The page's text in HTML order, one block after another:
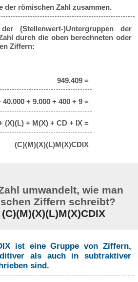
der römischen Zahl zusammen.
(Stellenwert-)Untergruppen der
durch die oben berechneten oder
Ziffern:
949.409 =
40.000 + 9.000 + 400 + 9 =
(X)(L) + M(X) + CD + IX =
(C)(M)(X)(L)M(X)CDIX
umwandelt, wie man
Ziffern schreibt?
(C)(M)(X)(L)M(X)CDIX
ist eine Gruppe von Ziffern,
als auch in subtraktiver
sind.